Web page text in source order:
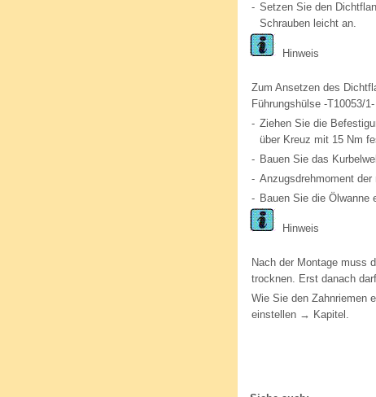
- Setzen Sie den
Schrauben leicht an.
Hinweis
Zum Ansetzen des
Führungshülse -T10053/
- Ziehen Sie die
über Kreuz mit 15 Nm
- Bauen Sie das
- Anzugsdrehmoment
- Bauen Sie die
Hinweis
Nach der Montage muss
trocknen. Erst danach
Wie Sie den Zahnriemen
einstellen → Kapitel.